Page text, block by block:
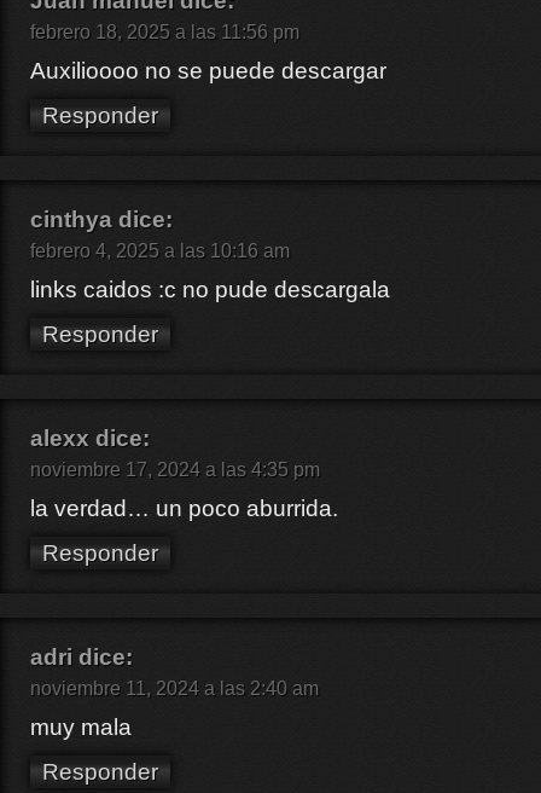
febrero 18, 2025 a las 11:56 pm
Auxilioooo no se puede descargar
Responder
cinthya dice:
febrero 4, 2025 a las 10:16 am
links caidos :c no pude descargala
Responder
alexx dice:
noviembre 17, 2024 a las 4:35 pm
la verdad… un poco aburrida.
Responder
adri dice:
noviembre 11, 2024 a las 2:40 am
muy mala
Responder